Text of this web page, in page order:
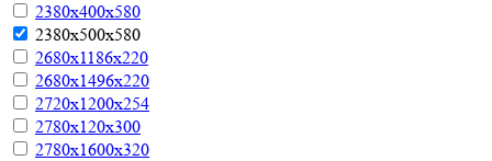
2380х400х580
2380х500х580
2680х1186х220
2680х1496х220
2720х1200х254
2780х120х300
2780х1600х320